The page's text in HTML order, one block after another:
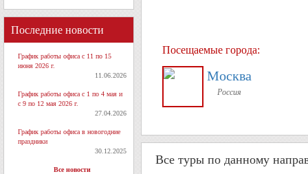
Последние новости
График работы офиса с 11 по 15
июня 2026 г.
11.06.2026
График работы офиса с 1 по 4 мая и
с 9 по 12 мая 2026 г.
27.04.2026
График работы офиса в новогодние
праздники
30.12.2025
Все новости
Посещаемые города:
Москва
Россия
Все туры по данному